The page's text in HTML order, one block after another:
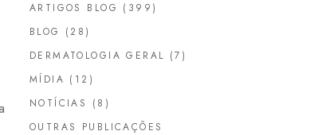
ARTIGOS BLOG (399)
BLOG
(28)
DERMATOLOGIA GERAL (7)
MÍDIA (12)
NOTÍCIAS
(8)
OUTRAS PUBLICAÇÕES